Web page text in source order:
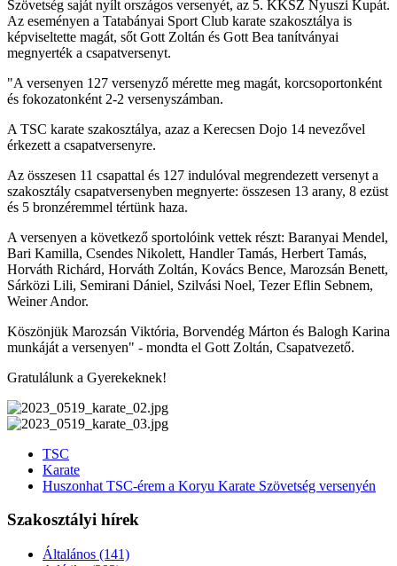
Szövetség saját nyílt országos versenyét, az 5. KKSZ Nyuszi Kupát.
Az eseményen a Tatabányai Sport Club karate szakosztálya is
képviseltette magát, sőt Gott Zoltán és Gott Bea tanítványai
megnyerték a csapatversenyt.
"A versenyen 127 versenyző mérette meg magát, korcsoportonként
és fokozatonként 2-2 versenyszámban.
A TSC karate szakosztálya, azaz a Kerecsen Dojo 14 nevezővel
érkezett a csapatversenyre.
Az összesen 11 csapattal és 127 indulóval megrendezett versenyt a
szakosztály csapatversenyben megnyerte: összesen 13 arany, 8 ezüst
és 5 bronzéremmel tértünk haza.
A versenyen a következő sportolóink vettek részt: Baranyai Mendel,
Bari Kamilla, Csendes Nikolett, Handler Tamás, Herbert Tamás,
Horváth Richárd, Horváth Zoltán, Kovács Bence, Marozsán Benett,
Sárközi Lili, Semirani Dániel, Szilvási Noel, Tezer Eflin Sebnem,
Weiner Andor.
Köszönjük Marozsán Viktória, Borvendég Márton és Balogh Karina
munkáját a versenyen" - mondta el Gott Zoltán, Csapatvezető.
Gratulálunk a Gyerekeknek!
TSC
Karate
Huszonhat TSC-érem a Koryu Karate Szövetség versenyén
Szakosztályi hírek
Általános (141)